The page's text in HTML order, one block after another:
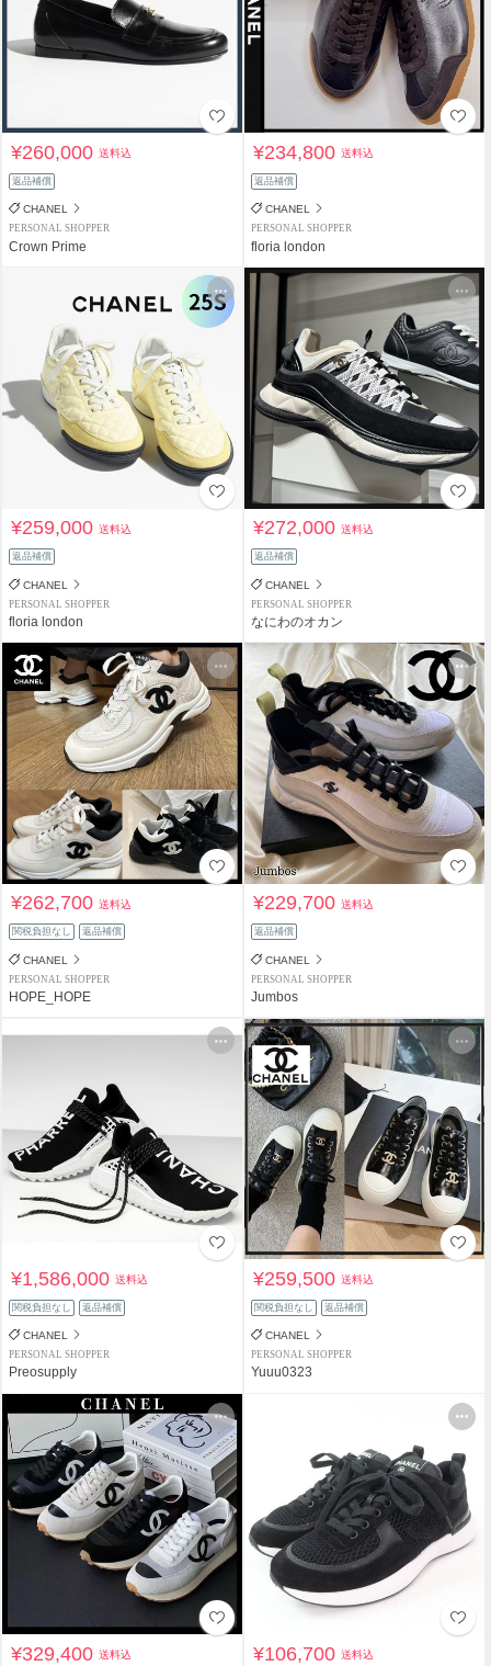
¥260,000送料込
返品補償
CHANEL
PERSONAL SHOPPER
Crown Prime
¥234,800送料込
返品補償
CHANEL
PERSONAL SHOPPER
floria london
¥259,000送料込
返品補償
CHANEL
PERSONAL SHOPPER
floria london
¥272,000送料込
返品補償
CHANEL
PERSONAL SHOPPER
なにわのオカン
¥262,700送料込
関税負担なし 返品補償
CHANEL
PERSONAL SHOPPER
HOPE_HOPE
¥229,700送料込
返品補償
CHANEL
PERSONAL SHOPPER
Jumbos
¥1,586,000送料込
関税負担なし 返品補償
CHANEL
PERSONAL SHOPPER
Preosupply
¥259,500送料込
関税負担なし 返品補償
CHANEL
PERSONAL SHOPPER
Yuuu0323
¥329,400送料込 ¥106,700送料込